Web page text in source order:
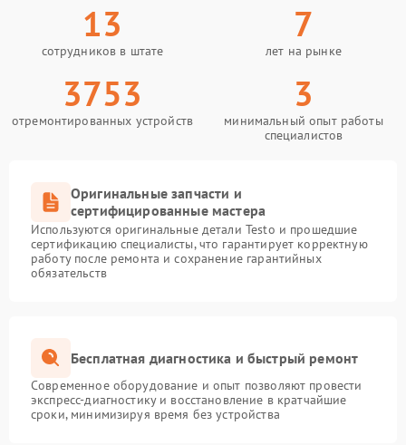
13
сотрудников в штате
7
лет на рынке
3753
отремонтированных устройств
3
минимальный опыт работы
специалистов
Оригинальные запчасти и
сертифицированные мастера
Используются оригинальные детали Testo и прошедшие
сертификацию специалисты, что гарантирует корректную
работу после ремонта и сохранение гарантийных
обязательств
Бесплатная диагностика и быстрый ремонт
Современное оборудование и опыт позволяют провести
экспресс-диагностику и восстановление в кратчайшие
сроки, минимизируя время без устройства